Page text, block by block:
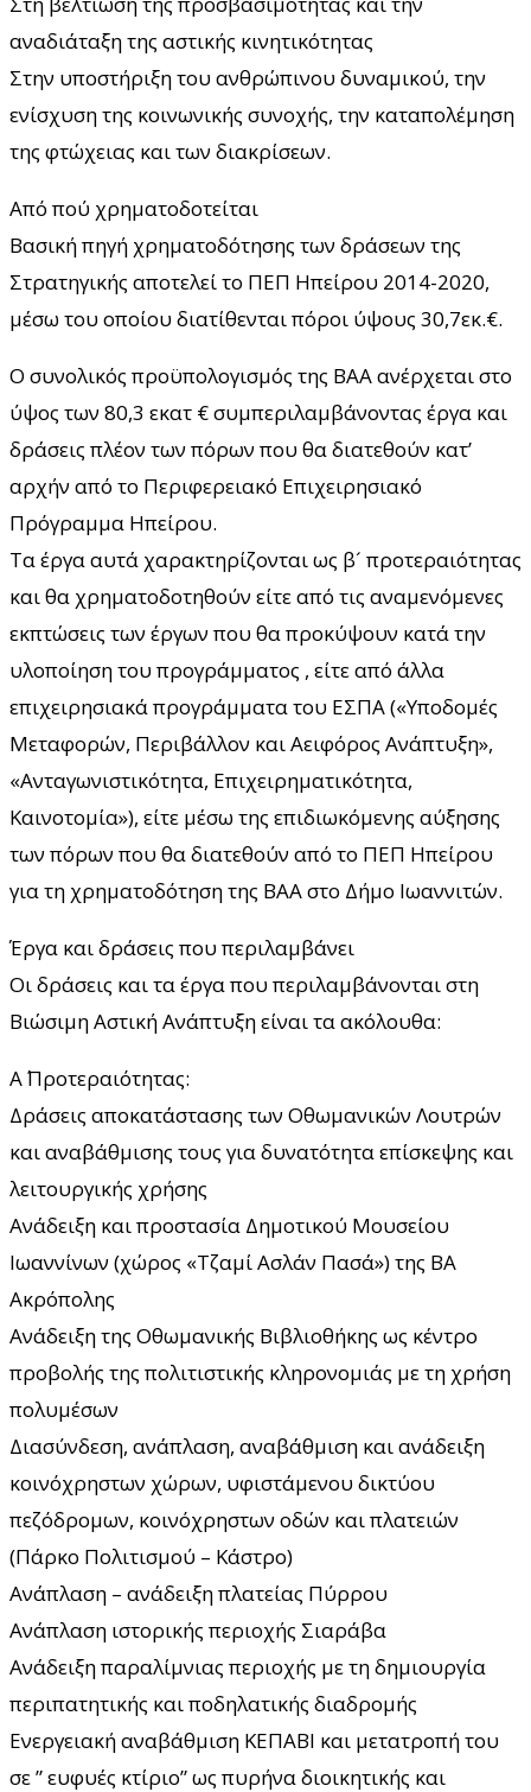
αναδιάταξη της αστικής κινητικότητας
Στην υποστήριξη του ανθρώπινου δυναμικού, την
ενίσχυση της κοινωνικής συνοχής, την καταπολέμηση
της φτώχειας και των διακρίσεων.
Από πού χρηματοδοτείται
Βασική πηγή χρηματοδότησης των δράσεων της
Στρατηγικής αποτελεί το ΠΕΠ Ηπείρου 2014-2020,
μέσω του οποίου διατίθενται πόροι ύψους 30,7εκ.€.
Ο συνολικός προϋπολογισμός της ΒΑΑ ανέρχεται στο
ύψος των 80,3 εκατ € συμπεριλαμβάνοντας έργα και
δράσεις πλέον των πόρων που θα διατεθούν κατ’
αρχήν από το Περιφερειακό Επιχειρησιακό
Πρόγραμμα Ηπείρου.
Τα έργα αυτά χαρακτηρίζονται ως β´ προτεραιότητας
και θα χρηματοδοτηθούν είτε από τις αναμενόμενες
εκπτώσεις των έργων που θα προκύψουν κατά την
υλοποίηση του προγράμματος , είτε από άλλα
επιχειρησιακά προγράμματα του ΕΣΠΑ («Υποδομές
Μεταφορών, Περιβάλλον και Αειφόρος Ανάπτυξη»,
«Ανταγωνιστικότητα, Επιχειρηματικότητα,
Καινοτομία»), είτε μέσω της επιδιωκόμενης αύξησης
των πόρων που θα διατεθούν από το ΠΕΠ Ηπείρου
για τη χρηματοδότηση της ΒΑΑ στο Δήμο Ιωαννιτών.
Έργα και δράσεις που περιλαμβάνει
Οι δράσεις και τα έργα που περιλαμβάνονται στη
Βιώσιμη Αστική Ανάπτυξη είναι τα ακόλουθα:
Α΄ Προτεραιότητας:
Δράσεις αποκατάστασης των Οθωμανικών Λουτρών
και αναβάθμισης τους για δυνατότητα επίσκεψης και
λειτουργικής χρήσης
Ανάδειξη και προστασία Δημοτικού Μουσείου
Ιωαννίνων (χώρος «Τζαμί Ασλάν Πασά») της ΒΑ
Ακρόπολης
Ανάδειξη της Οθωμανικής Βιβλιοθήκης ως κέντρο
προβολής της πολιτιστικής κληρονομιάς με τη χρήση
πολυμέσων
Διασύνδεση, ανάπλαση, αναβάθμιση και ανάδειξη
κοινόχρηστων χώρων, υφιστάμενου δικτύου
πεζόδρομων, κοινόχρηστων οδών και πλατειών
(Πάρκο Πολιτισμού – Κάστρο)
Ανάπλαση – ανάδειξη πλατείας Πύρρου
Ανάπλαση ιστορικής περιοχής Σιαράβα
Ανάδειξη παραλίμνιας περιοχής με τη δημιουργία
περιπατητικής και ποδηλατικής διαδρομής
Ενεργειακή αναβάθμιση ΚΕΠΑΒΙ και μετατροπή του
σε ” ευφυές κτίριο” ως πυρήνα διοικητικής και